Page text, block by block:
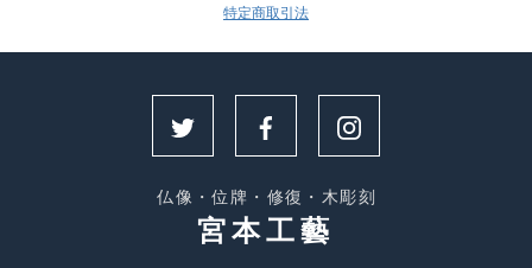
特定商取引法
仏像・位牌・修復・木彫刻
宮本工藝